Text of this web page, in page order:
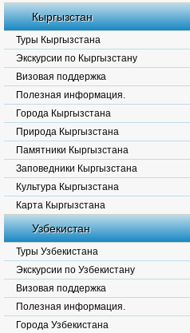
Кыргызстан
Туры Кыргызстана
Экскурсии по Кыргызстану
Визовая поддержка
Полезная информация.
Города Кыргызстана
Природа Кыргызстана
Памятники Кыргызстана
Заповедники Кыргызстана
Культура Кыргызстана
Карта Кыргызстана
Узбекистан
Туры Узбекистана
Экскурсии по Узбекистану
Визовая поддержка
Полезная информация.
Города Узбекистана